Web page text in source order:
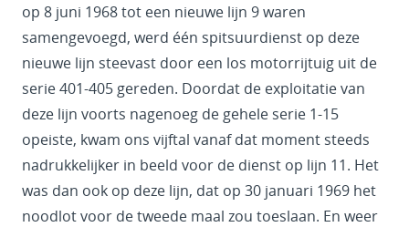
op 8 juni 1968 tot een nieuwe lijn 9 waren
samengevoegd, werd één spitsuurdienst op deze
nieuwe lijn steevast door een los motorrijtuig uit de
serie 401-405 gereden. Doordat de exploitatie van
deze lijn voorts nagenoeg de gehele serie 1-15
opeiste, kwam ons vijftal vanaf dat moment steeds
nadrukkelijker in beeld voor de dienst op lijn 11. Het
was dan ook op deze lijn, dat op 30 januari 1969 het
noodlot voor de tweede maal zou toeslaan. En weer